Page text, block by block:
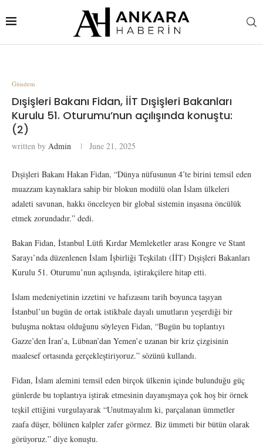
Gündem
Dışişleri Bakanı Fidan, İİT Dışişleri Bakanları
Kurulu 51. Oturumu’nun açılışında konuştu:
(2)
written by Admin June 21, 2025
Dışişleri Bakanı Hakan Fidan, “Dünya nüfusunun 4’te birini temsil eden
muazzam kaynaklara sahip bir blokun modülü olan İslam ülkeleri
adaleti savunan, hakkı önceleyen bir global sistemin inşasına öncülük
etmek zorundadır.” dedi.
Bakan Fidan, İstanbul Lütfi Kırdar Memleketler arası Kongre ve Stant
Sarayı’nda düzenlenen İslam İşbirliği Teşkilatı (İİT) Dışişleri Bakanları
Kurulu 51. Oturumu’nun açılışında, iştirakçilere hitap etti.
İslam medeniyetinin izzetini ve hafızasını tarih boyunca taşıyan
İstanbul’un bugün de ortak istikbale dayalı umutların yeşerdiği bir
buluşma noktası olduğunu söyleyen Fidan, “Bugün bu toplantıyı
Gazze’den İran’a, Lübnan’dan Yemen’e uzanan bir kriz çizgisinin
maalesef ortasında gerçekleştiriyoruz.” sözünü kullandı.
Fidan, İslam alemini temsil eden birçok ülkenin içinde bulunduğu güç
günlerde bu toplantıya iştirak etmesinin dayanışmaya çok hoş bir örnek
teşkil ettiğini vurgulayarak “Unutmayalım ki, parçalanan ümmetler
zaafa düşer, bölünen kalpler zafer görmez. Biz ümmeti bir bütün olarak
görüyoruz.” diye konuştu.